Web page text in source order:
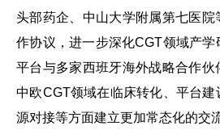
头部药企、中山大学附属第七医院
作协议，进一步深化CGT领域产学
平台与多家西班牙海外战略合作伙
中欧CGT领域在临床转化、平台
源对接等方面建立更加常态化的交